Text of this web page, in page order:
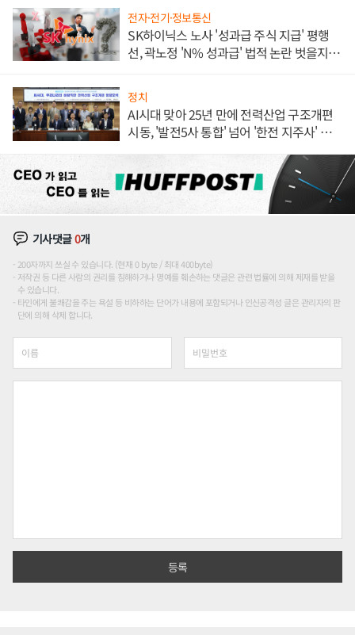
전자·전기·정보통신
SK하이닉스 노사 '성과급 주식 지급' 평행
선, 곽노정 'N% 성과급' 법적 논란 벗을지 주
정치
AI시대 맞아 25년 만에 전력산업 구조개편
시동, '발전5사 통합' 넘어 '한전 지주사' 재편
기사댓글0개
200자까지 쓰실 수 있습니다. (현재 0 byte / 최대 400byte)
저작권 등 다른 사람의 권리를 침해하거나 명예를 훼손하는 댓글은 관련 법률에 의해 제재를 받을
수 있습니다.
타인에게 불쾌감을 주는 욕설 등 비하하는 단어가 내용에 포함되거나 인신공격성 글은 관리자의 판
단에 의해 삭제 합니다.